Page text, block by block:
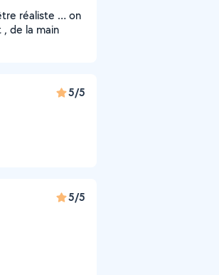
réaliste … on
de la main
5/5
5/5